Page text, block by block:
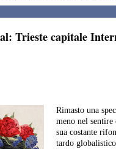
Trieste capitale
Rimasto una
meno nel sentire
sua costante
tardo